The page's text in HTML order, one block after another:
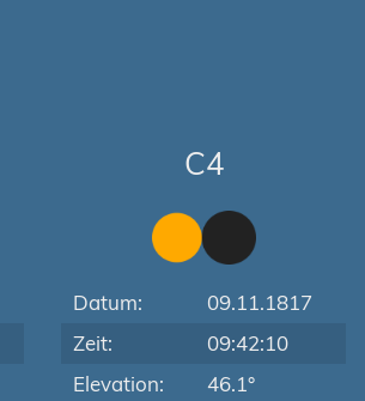
C4
Datum:
09.11.1817
Zeit:
09:42:10
Elevation:
46.1°